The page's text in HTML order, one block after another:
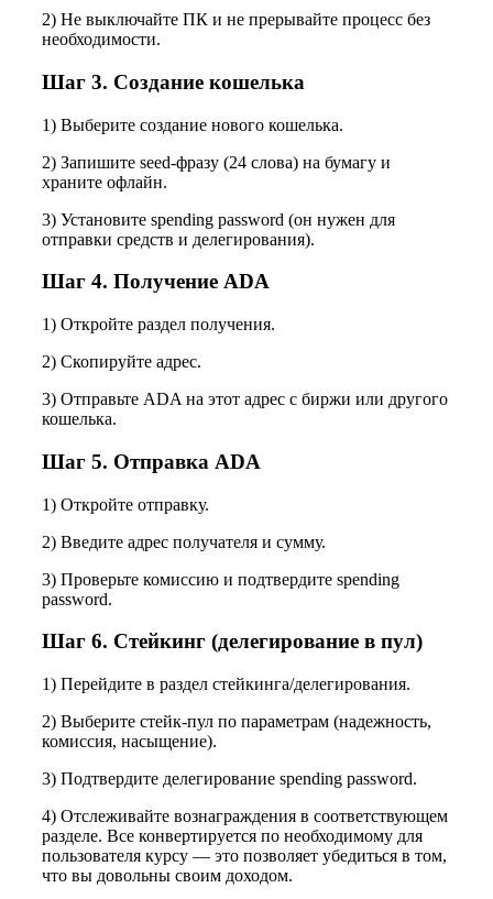
2) Не выключайте ПК и не прерывайте процесс без
необходимости.
Шаг 3. Создание кошелька
1) Выберите создание нового кошелька.
2) Запишите seed-фразу (24 слова) на бумагу и
храните офлайн.
3) Установите spending password (он нужен для
отправки средств и делегирования).
Шаг 4. Получение ADA
1) Откройте раздел получения.
2) Скопируйте адрес.
3) Отправьте ADA на этот адрес с биржи или другого
кошелька.
Шаг 5. Отправка ADA
1) Откройте отправку.
2) Введите адрес получателя и сумму.
3) Проверьте комиссию и подтвердите spending
password.
Шаг 6. Стейкинг (делегирование в пул)
1) Перейдите в раздел стейкинга/делегирования.
2) Выберите стейк-пул по параметрам (надежность,
комиссия, насыщение).
3) Подтвердите делегирование spending password.
4) Отслеживайте вознаграждения в соответствующем
разделе. Все конвертируется по необходимому для
пользователя курсу — это позволяет убедиться в том,
что вы довольны своим доходом.